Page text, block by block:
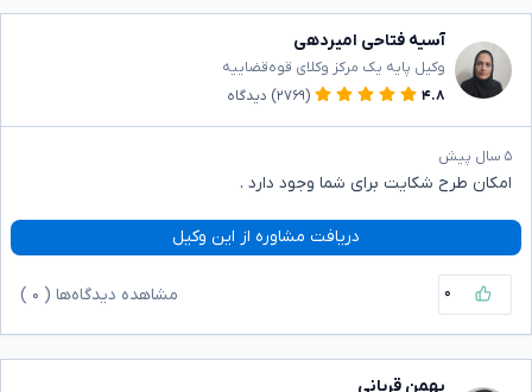
آسیه فتاحی امیردهی
وکیل پایه یک مرکز وکلای قوه‌قضاییه
۴.۸
(۲۷۶۹) دیدگاه
۵ سال پیش
امکان طرح شکایت برای شما وجود دارد .
دریافت مشاوره از این وکیل
۰ مشاهده دیدگاه‌ها ( ۰
بهمن قربانی